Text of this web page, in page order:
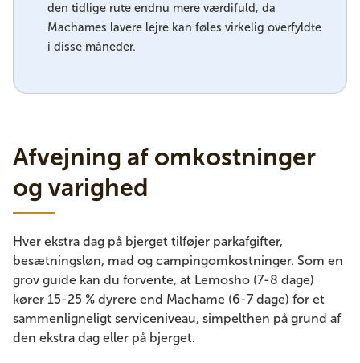
den tidlige rute endnu mere værdifuld, da
Machames lavere lejre kan føles virkelig overfyldte
i disse måneder.
Afvejning af omkostninger
og varighed
Hver ekstra dag på bjerget tilføjer parkafgifter,
besætningsløn, mad og campingomkostninger. Som en
grov guide kan du forvente, at Lemosho (7-8 dage)
kører 15-25 % dyrere end Machame (6-7 dage) for et
sammenligneligt serviceniveau, simpelthen på grund af
den ekstra dag eller på bjerget.